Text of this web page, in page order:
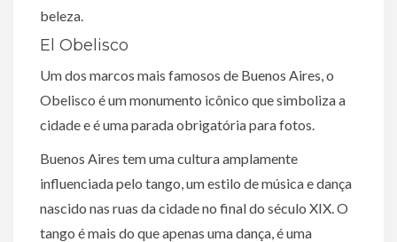
beleza.
El Obelisco
Um dos marcos mais famosos de Buenos Aires, o
Obelisco é um monumento icônico que simboliza a
cidade e é uma parada obrigatória para fotos.
Buenos Aires tem uma cultura amplamente
influenciada pelo tango, um estilo de música e dança
nascido nas ruas da cidade no final do século XIX. O
tango é mais do que apenas uma dança, é uma